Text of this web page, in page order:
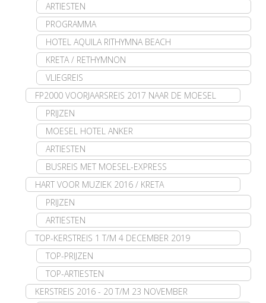
ARTIESTEN
PROGRAMMA
HOTEL AQUILA RITHYMNA BEACH
KRETA / RETHYMNON
VLIEGREIS
FP2000 VOORJAARSREIS 2017 NAAR DE MOESEL
PRIJZEN
MOESEL HOTEL ANKER
ARTIESTEN
BUSREIS MET MOESEL-EXPRESS
HART VOOR MUZIEK 2016 / KRETA
PRIJZEN
ARTIESTEN
TOP-KERSTREIS 1 T/M 4 DECEMBER 2019
TOP-PRIJZEN
TOP-ARTIESTEN
KERSTREIS 2016 - 20 T/M 23 NOVEMBER